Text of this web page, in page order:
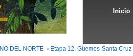
Inicio
DEL NORTE › Etapa 12. Güemes-Santa